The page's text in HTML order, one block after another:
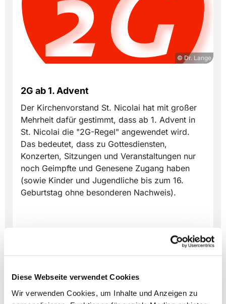
Diese Webseite verwendet Cookies
Wir verwenden Cookies, um Inhalte und Anzeigen zu
© Dr. Lange
2G ab 1. Advent
Der Kirchenvorstand St. Nicolai hat mit großer
Mehrheit dafür gestimmt, dass ab 1. Advent in
St. Nicolai die "2G-Regel" angewendet wird.
Das bedeutet, dass zu Gottesdiensten,
Konzerten, Sitzungen und Veranstaltungen nur
noch Geimpfte und Genesene Zugang haben
(sowie Kinder und Jugendliche bis zum 16.
Geburtstag ohne besonderen Nachweis).
Dies könnte Sie auch